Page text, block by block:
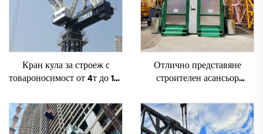
Кран кула за строеж с
товароносимост от 4т до 12т
зъбно колело, мотор, лагер,
основни компоненти
Отлично представяне
строителен асансьор
асансьорни шахти за Алжир